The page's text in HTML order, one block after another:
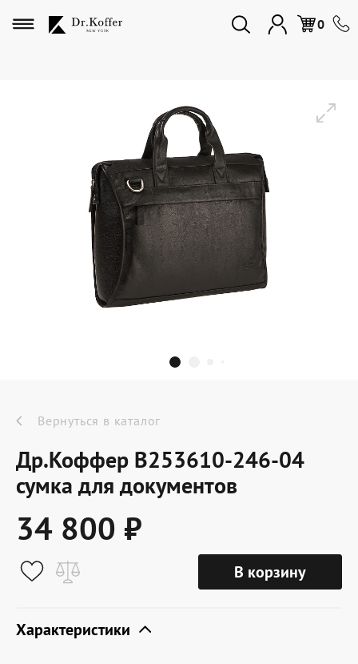
0
Избранное
Дорожная коллекция
Мужская коллекция
Женская коллекция
Подарки и сувениры
Подарочные карты
Dr.Koffer Outlet
Новинки
Акции
О компании
Условия доставки
Вернуться в каталог
Др.Коффер B253610-246-04
сумка для документов
34 800 ₽
В корзину
Характеристики